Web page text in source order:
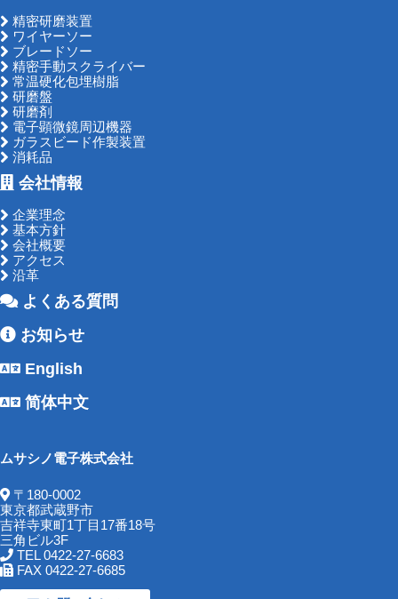
精密研磨装置
ワイヤーソー
ブレードソー
精密手動スクライバー
常温硬化包埋樹脂
研磨盤
研磨剤
電子顕微鏡周辺機器
ガラスビード作製装置
消耗品
会社情報
企業理念
基本方針
会社概要
アクセス
沿革
よくある質問
お知らせ
English
简体中文
ムサシノ電子株式会社
〒180-0002
東京都武蔵野市
吉祥寺東町1丁目17番18号
三角ビル3F
TEL 0422-27-6683
FAX 0422-27-6685